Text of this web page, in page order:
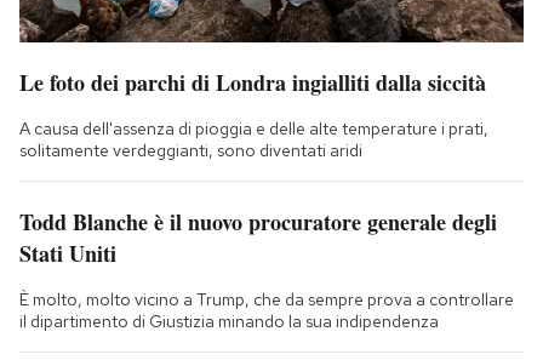
Le foto dei parchi di Londra ingialliti dalla siccità
A causa dell'assenza di pioggia e delle alte temperature i prati,
solitamente verdeggianti, sono diventati aridi
Todd Blanche è il nuovo procuratore generale degli
Stati Uniti
È molto, molto vicino a Trump, che da sempre prova a controllare
il dipartimento di Giustizia minando la sua indipendenza